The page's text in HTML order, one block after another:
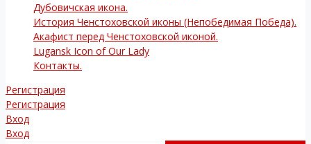
Дубовичская икона.
История Ченстоховской иконы (Непобедимая Победа).
Акафист перед Ченстоховской иконой.
Lugansk Icon of Our Lady
Контакты.
Регистрация
Регистрация
Вход
Вход